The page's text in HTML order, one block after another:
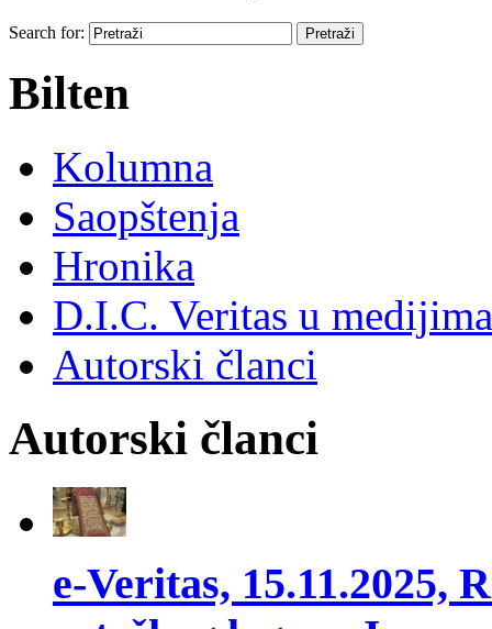
Search for:
Bilten
Kolumna
Saopštenja
Hronika
D.I.C. Veritas u medijima
Autorski članci
Autorski članci
e-Veritas, 15.11.2025,